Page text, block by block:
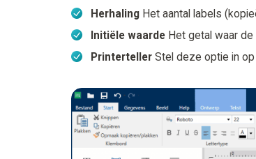
Herhaling Het aantal labels
Initiële waarde Het getal waar
Printerteller Stel deze optie in op